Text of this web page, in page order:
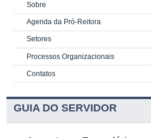
Sobre
Agenda da Pró-Reitora
Setores
Processos Organizacionais
Contatos
GUIA DO SERVIDOR